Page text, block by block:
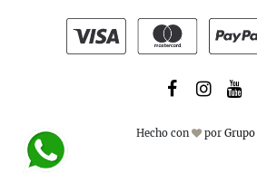
Hecho con por Grupo